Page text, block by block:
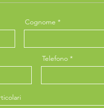
Cognome
Telefono